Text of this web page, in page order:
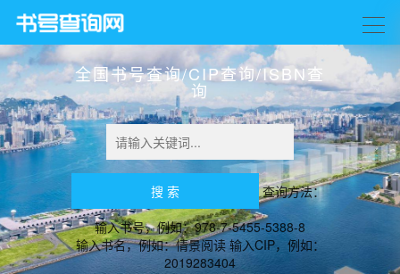
全国书号查询/CIP查询/ISBN查
询
查询方法：
输入书号，例如：978-7-5455-5388-8
输入书名，例如：情景阅读 输入CIP，例如：
2019283404